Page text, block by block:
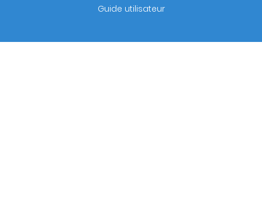
Guide utilisateur